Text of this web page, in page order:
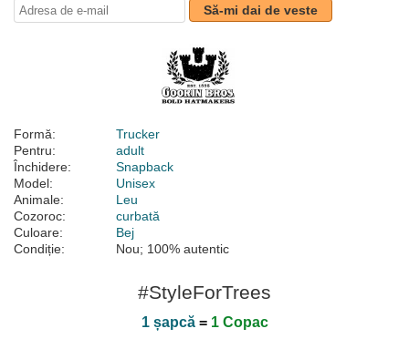
Să-mi dai de veste
Formă:
Trucker
Pentru:
adult
Închidere:
Snapback
Model:
Unisex
Animale:
Leu
Cozoroc:
curbată
Culoare:
Bej
Condiție:
Nou; 100% autentic
#StyleForTrees
1 șapcă= 1 Copac